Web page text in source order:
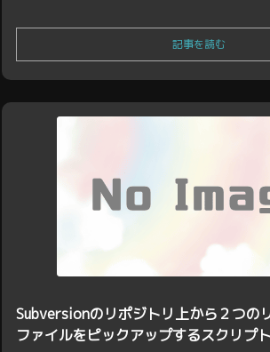
記事を読む
Subversionのリポジトリ上から２つの
ファイルをピックアップするスクリプト